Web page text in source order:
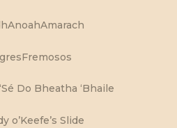
Do Bheatha ‘Bhaile
o’Keefe’s Slide